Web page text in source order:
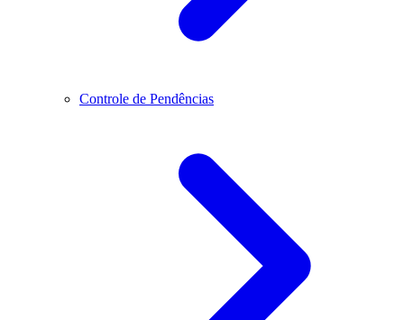
Controle de Pendências